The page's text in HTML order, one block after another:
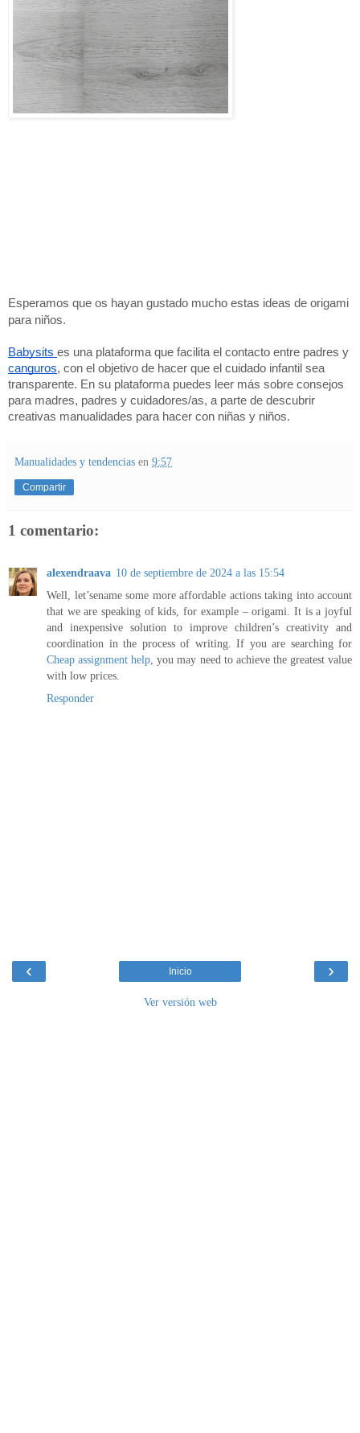
Esperamos que os hayan gustado mucho estas ideas de origami
para niños.
Babysits
canguros, con el objetivo de hacer que el cuidado infantil sea
transparente. En su plataforma puedes leer más sobre consejos
para madres, padres y cuidadores/as, a parte de descubrir
creativas manualidades para hacer con niñas y niños.
Manualidades y tendencias en 9:57
Compartir
1 comentario:
alexendraava 10 de septiembre de 2024 a las 15:54
Well, let’sename some more affordable actions taking into account
that we are speaking of kids, for example – origami. It is a joyful
and inexpensive solution to improve children’s creativity and
coordination in the process of writing. If you are searching for
Cheap assignment help , you may need to achieve the greatest value
with low prices.
Responder
‹ ›
Inicio
Ver versión web